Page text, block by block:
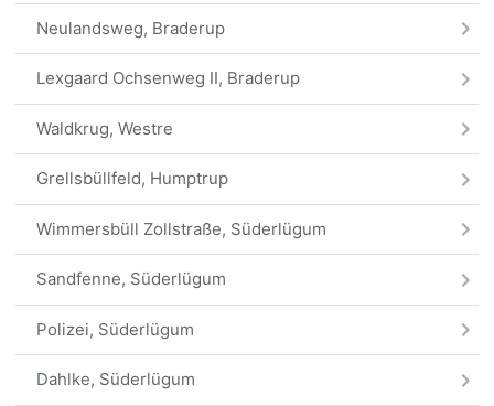
Neulandsweg, Braderup
Lexgaard Ochsenweg II, Braderup
Waldkrug, Westre
Grellsbüllfeld, Humptrup
Wimmersbüll Zollstraße, Süderlügum
Sandfenne, Süderlügum
Polizei, Süderlügum
Dahlke, Süderlügum